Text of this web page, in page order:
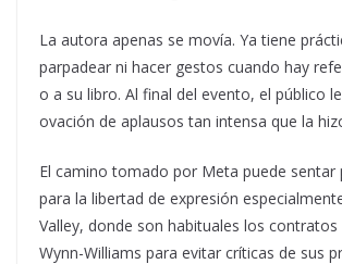
La autora apenas se movía. Ya tiene
parpadear ni hacer gestos cuando hay
o a su libro. Al final del evento, el público
ovación de aplausos tan intensa que la
El camino tomado por Meta puede sentar
para la libertad de expresión
Valley, donde son habituales los
Wynn-Williams para evitar críticas de sus